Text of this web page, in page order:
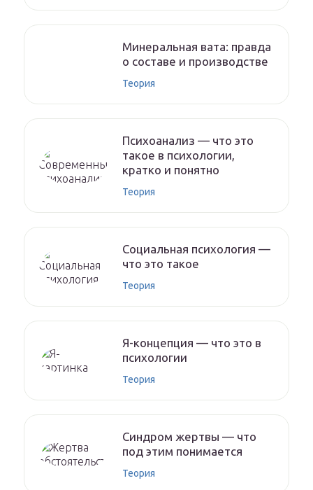
Минеральная вата: правда
о составе и производстве
Теория
Психоанализ — что это
такое в психологии,
кратко и понятно
Теория
Социальная психология —
что это такое
Теория
Я-концепция — что это в
психологии
Теория
Синдром жертвы — что
под этим понимается
Теория